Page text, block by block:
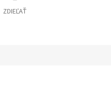
ZDIEĽAŤ